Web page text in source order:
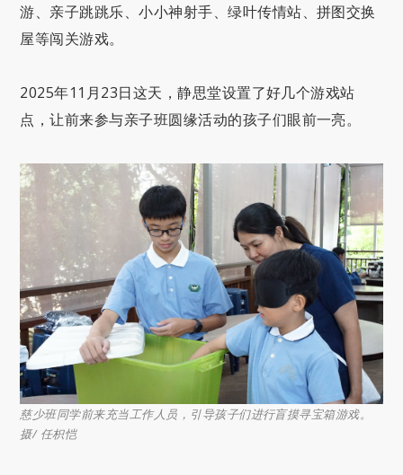
游、亲子跳跳乐、小小神射手、绿叶传情站、拼图交换
屋等闯关游戏。
2025年11月23日这天，静思堂设置了好几个游戏站
点，让前来参与亲子班圆缘活动的孩子们眼前一亮。
慈少班同学前来充当工作人员，引导孩子们进行盲摸寻宝箱游戏。
摄/ 任枳恺